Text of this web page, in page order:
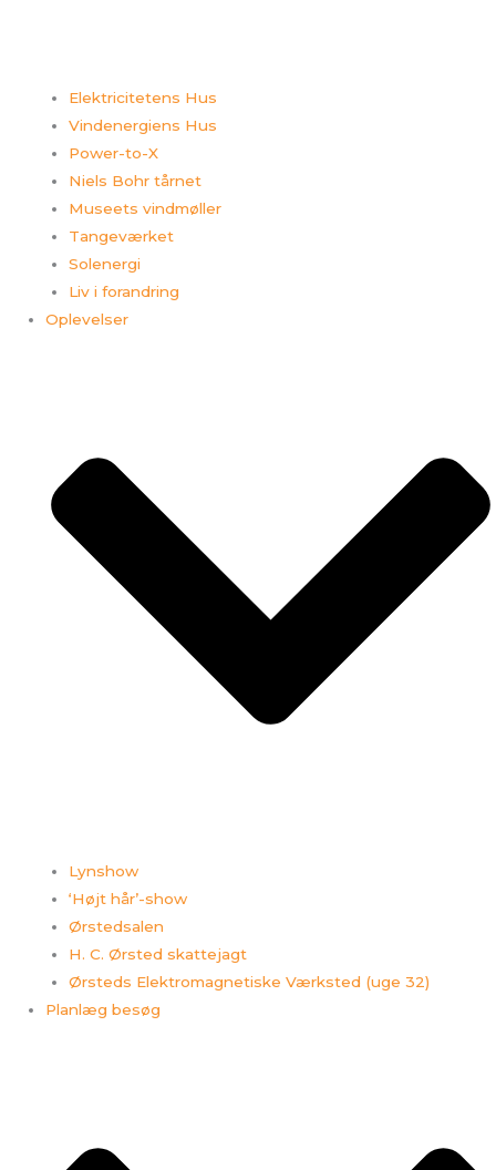
Elektricitetens Hus
Vindenergiens Hus
Power-to-X
Niels Bohr tårnet
Museets vindmøller
Tangeværket
Solenergi
Liv i forandring
Oplevelser
Lynshow
‘Højt hår’-show
Ørstedsalen
H. C. Ørsted skattejagt
Ørsteds Elektromagnetiske Værksted (uge 32)
Planlæg besøg